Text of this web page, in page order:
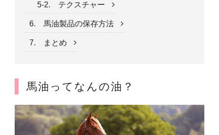
5-2. テクスチャー
6. 馬油製品の保存方法
7. まとめ
馬油ってなんの油？